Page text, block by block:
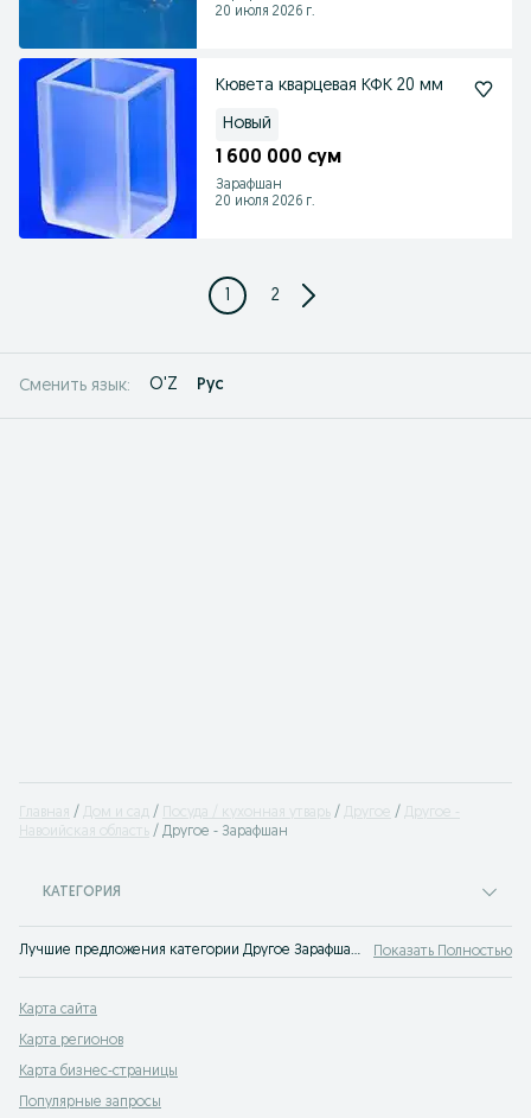
20 июля 2026 г.
Кювета кварцевая КФК 20 мм
Новый
1 600 000 сум
Зарафшан
20 июля 2026 г.
1 2
Сменить язык: O'Z Рус
Главная Дом и сад Посуда / кухонная утварь Другое
Другое -
Навоийская область
Другое - Зарафшан
КАТЕГОРИЯ
Лучшие предложения категории Другое Зарафшан. Большой выбор товаров и услуг по выгодным ценам на OLX! Множество предложений на OLX.uz! Показать Полностью
Карта сайта
Карта регионов
Карта бизнес-страницы
Популярные запросы